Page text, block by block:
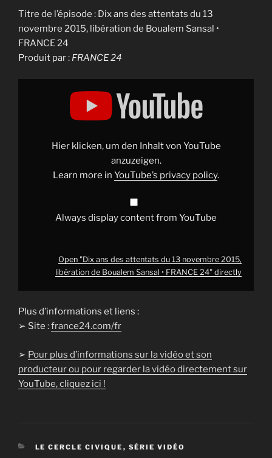
Titre de l’épisode : Dix ans des attentats du 13
novembre 2015, libération de Boualem Sansal •
FRANCE 24
Produit par : FRANCE 24
Display
novembreHier klicken, um den Inhalt von YouTube
anzuzeigen.
Learn more in YouTube’s privacy policy.
Always display content from YouTube
Open "Dix ans des attentats du 13 novembre 2015,
libération de Boualem Sansal • FRANCE 24" directly
Plus d’informations et liens :
➢ Site :france24.com/fr
➢ Pour plus d’informations sur la vidéo et son
producteur ou pour regarder la vidéo directement sur
YouTube, cliquez ici !
CATÉGORIES
LE CERCLE CIVIQUE , SÉRIE VIDÉO